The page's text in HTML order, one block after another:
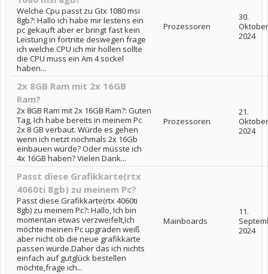
Welche Cpu passt zu Gtx 1080 msi
8gb?: Hallo ich habe mir lestens ein
pc gekauft aber er bringt fast kein
Leistung in fortnite deswegen frage
ich welche CPU ich mir hollen sollte
die CPU muss ein Am 4 sockel
haben...
Prozessoren
30.
Oktober
2024
2x 8GB Ram mit 2x 16GB
Ram?
2x 8GB Ram mit 2x 16GB Ram?: Guten
Tag, Ich habe bereits in meinem Pc
2x 8 GB verbaut. Würde es gehen
wenn ich netzt nochmals 2x 16Gb
einbauen würde? Oder müsste ich
4x 16GB haben? Vielen Dank...
Prozessoren
21.
Oktober
2024
Passt diese Grafikkarte(rtx
4060ti 8gb) zu meinem Pc?
Passt diese Grafikkarte(rtx 4060ti
8gb) zu meinem Pc?: Hallo, Ich bin
momentan etwas verzweifelt,Ich
möchte meinen Pc upgraden weiß
aber nicht ob die neue grafikkarte
passen würde.Daher das ich nichts
einfach auf gutglück bestellen
möchte,frage ich...
Mainboards
11.
2024